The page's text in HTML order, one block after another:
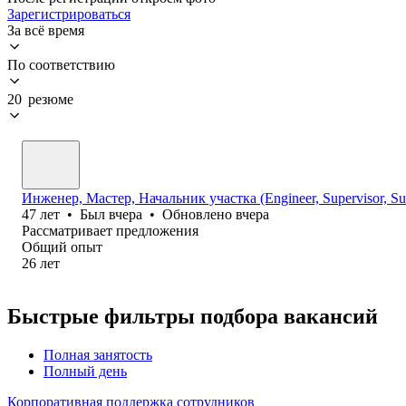
Зарегистрироваться
За всё время
По соответствию
20 резюме
Инженер, Мастер, Начальник участка (Engineer, Supervisor,
47 лет • Был вчера • Обновлено вчера
Рассматривает предложения
Общий опыт
26 лет
Быстрые фильтры подбора вакансий
Полная занятость
Полный день
Корпоративная поддержка сотрудников